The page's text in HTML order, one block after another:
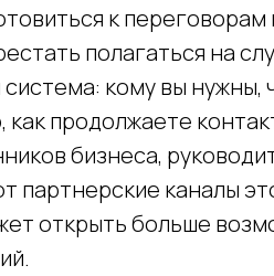
к
полагаться на
система: кому вы нужны,
как продолжаете
бизнеса,
партнерские каналы
открыть больше